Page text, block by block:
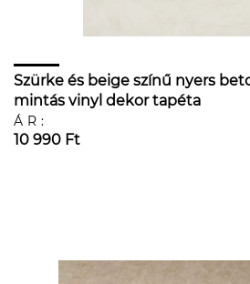
Szürke és beige színű nyers
mintás vinyl dekor tapéta
ÁR:
10 990 Ft